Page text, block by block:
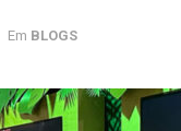
Em BLOGS